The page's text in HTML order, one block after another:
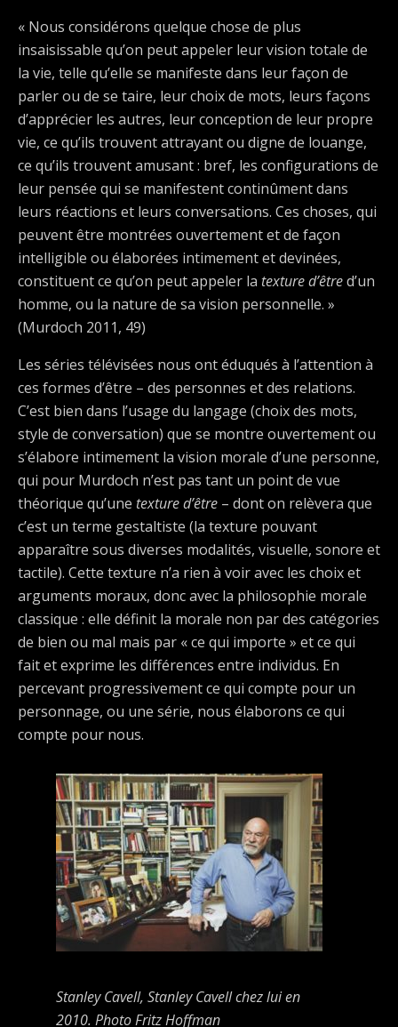
« Nous considérons quelque chose de plus
insaisissable qu’on peut appeler leur vision totale de
la vie, telle qu’elle se manifeste dans leur façon de
parler ou de se taire, leur choix de mots, leurs façons
d’apprécier les autres, leur conception de leur propre
vie, ce qu’ils trouvent attrayant ou digne de louange,
ce qu’ils trouvent amusant : bref, les configurations de
leur pensée qui se manifestent continûment dans
leurs réactions et leurs conversations. Ces choses, qui
peuvent être montrées ouvertement et de façon
intelligible ou élaborées intimement et devinées,
constituent ce qu’on peut appeler la texture d’êtred’un
homme, ou la nature de sa vision personnelle. »
(Murdoch 2011, 49)
Les séries télévisées nous ont éduqués à l’attention à
ces formes d’être – des personnes et des relations.
C’est bien dans l’usage du langage (choix des mots,
style de conversation) que se montre ouvertement ou
s’élabore intimement la vision morale d’une personne,
qui pour Murdoch n’est pas tant un point de vue
théorique qu’une texture d’être – dont on relèvera que
c’est un terme gestaltiste (la texture pouvant
apparaître sous diverses modalités, visuelle, sonore et
tactile). Cette texture n’a rien à voir avec les choix et
arguments moraux, donc avec la philosophie morale
classique : elle définit la morale non par des catégories
de bien ou mal mais par « ce qui importe » et ce qui
fait et exprime les différences entre individus. En
percevant progressivement ce qui compte pour un
personnage, ou une série, nous élaborons ce qui
compte pour nous.
Stanley Cavell, Stanley Cavell chez lui en
2010. Photo Fritz Hoffman